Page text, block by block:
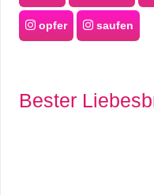
opfer saufen
Bester